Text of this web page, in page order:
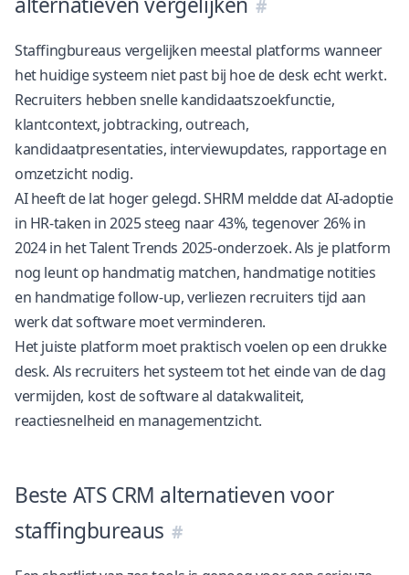
Staffingbureaus vergelijken meestal platforms wanneer
het huidige systeem niet past bij hoe de desk echt werkt.
Recruiters hebben snelle kandidaatszoekfunctie,
klantcontext, jobtracking, outreach,
kandidaatpresentaties, interviewupdates, rapportage en
omzetzicht nodig.
AI heeft de lat hoger gelegd. SHRM meldde dat AI-adoptie
in HR-taken in 2025 steeg naar 43%, tegenover 26% in
2024in het Talent Trends 2025-onderzoek. Als je platform
nog leunt op handmatig matchen, handmatige notities
en handmatige follow-up, verliezen recruiters tijd aan
werk dat software moet verminderen.
Het juiste platform moet praktisch voelen op een drukke
desk. Als recruiters het systeem tot het einde van de dag
vermijden, kost de software al datakwaliteit,
reactiesnelheid en managementzicht.
Beste ATS CRM alternatieven voor
staffingbureaus